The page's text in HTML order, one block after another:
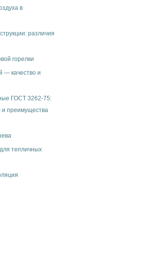
в
различия
горелки
— качество и
ГОСТ 3262-75:
и преимущества
тепличных